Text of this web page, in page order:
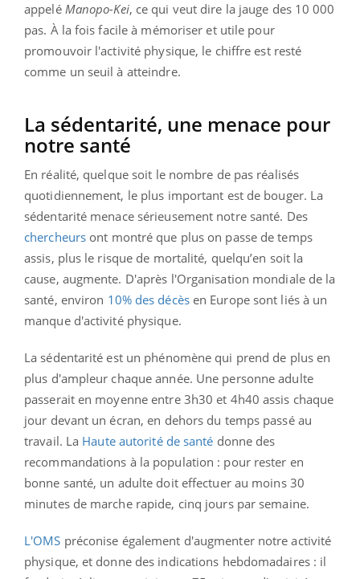
appelé Manopo-Kei, ce qui veut dire la jauge des 10 000
pas. À la fois facile à mémoriser et utile pour
promouvoir l'activité physique, le chiffre est resté
comme un seuil à atteindre.
La sédentarité, une menace pour
notre santé
En réalité, quelque soit le nombre de pas réalisés
quotidiennement, le plus important est de bouger. La
sédentarité menace sérieusement notre santé. Des
chercheurs ont montré que plus on passe de temps
assis, plus le risque de mortalité, quelqu’en soit la
cause, augmente. D'après l'Organisation mondiale de la
santé, environ 10% des décèsen Europe sont liés à un
manque d'activité physique.
La sédentarité est un phénomène qui prend de plus en
plus d'ampleur chaque année. Une personne adulte
passerait en moyenne entre 3h30 et 4h40 assis chaque
jour devant un écran, en dehors du temps passé au
travail. La Haute autorité de santé donne des
recommandations à la population : pour rester en
bonne santé, un adulte doit effectuer au moins 30
minutes de marche rapide, cinq jours par semaine.
L'OMS préconise également d'augmenter notre activité
physique, et donne des indications hebdomadaires : il